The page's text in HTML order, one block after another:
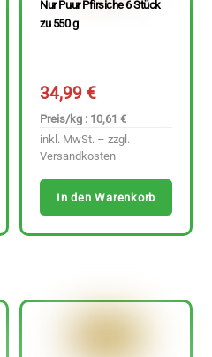
Nur Puur Pfirsiche 6 Stück
zu 550 g
34,99€
Preis/kg : 10,61 €
inkl. MwSt. – zzgl.
Versandkosten
In den Warenkorb